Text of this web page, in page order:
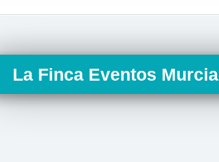
La Finca Eventos Murcia